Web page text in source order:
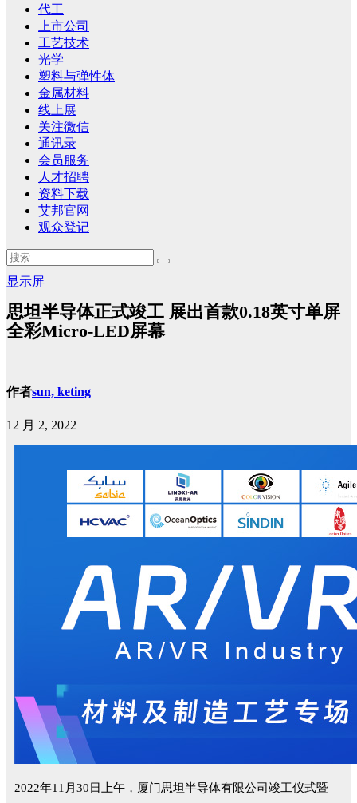
代工
上市公司
工艺技术
光学
塑料与弹性体
金属材料
线上展
关注微信
通讯录
会员服务
人才招聘
资料下载
艾邦官网
观众登记
显示屏
思坦半导体正式竣工 展出首款0.18英寸单屏
全彩Micro-LED屏幕
作者sun, keting
12 月 2, 2022
2022年11月30日上午，厦门思坦半导体有限公司竣工仪式暨